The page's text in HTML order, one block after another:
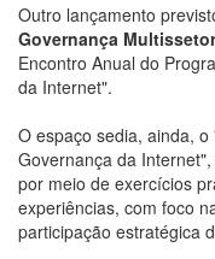
Outro lançamento
Governança
Encontro Anual do
da Internet".
O espaço sedia, ainda,
Governança da
por meio de exercícios
experiências, com foco
participação estratégica